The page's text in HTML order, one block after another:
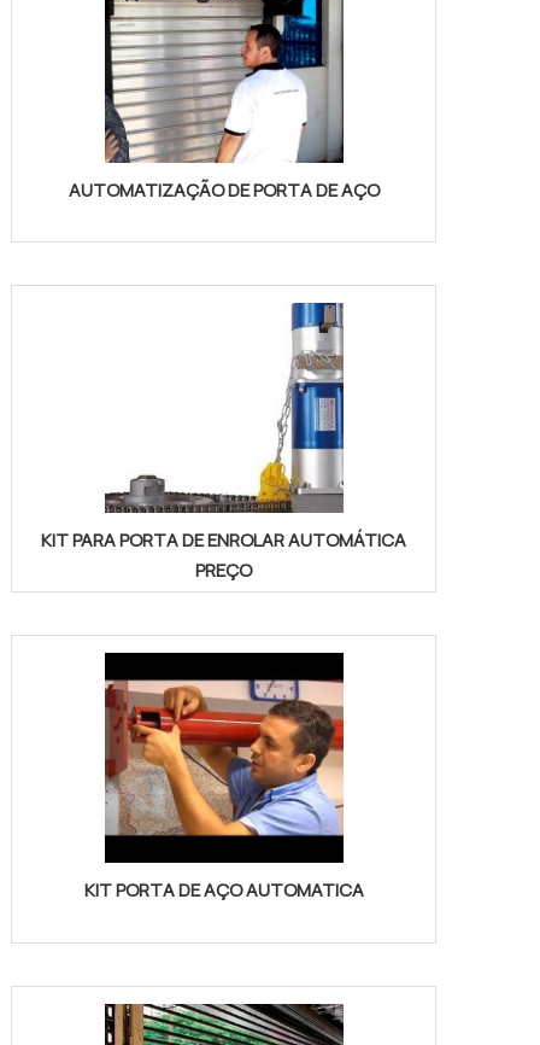
AUTOMATIZAÇÃO DE PORTA DE AÇO
KIT PARA PORTA DE ENROLAR AUTOMÁTICA
PREÇO
KIT PORTA DE AÇO AUTOMATICA